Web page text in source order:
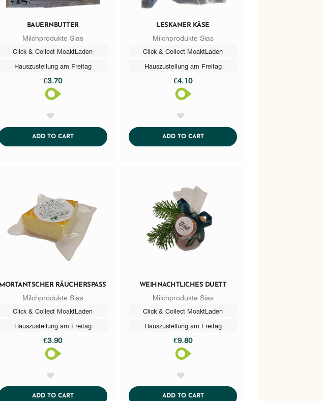
BAUERNBUTTER
Milchprodukte Sias
Click & Collect MoaktLaden
Hauszustellung am Freitag
€3.70
ADD TO CARTADDTOCART
LESKANER KÄSE
Milchprodukte Sias
Click & Collect MoaktLaden
Hauszustellung am Freitag
€4.10
ADD TO CARTADDTOCART
MORTANTSCHER RÄUCHERSPASS
Milchprodukte Sias
Click & Collect MoaktLaden
Hauszustellung am Freitag
€3.90
ADD TO CARTADDTOCART
WEIHNACHTLICHES DUETT
Milchprodukte Sias
Click & Collect MoaktLaden
Hauszustellung am Freitag
€9.80
ADD TO CARTADDTOCART